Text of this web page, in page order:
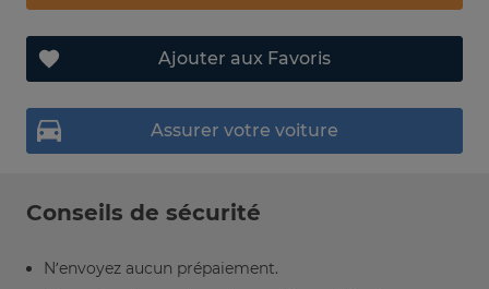
Ajouter aux Favoris
Assurer votre voiture
Conseils de sécurité
N’envoyez aucun prépaiement.